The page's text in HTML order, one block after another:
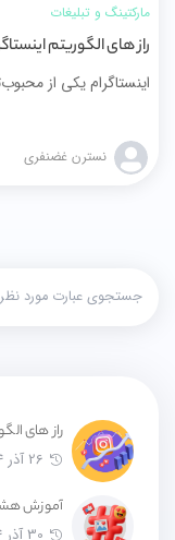
راز های
26 آذر 1404 ساعت 14:34
آموزش
30 آذر 1404 ساعت 10:22
مارکتینگ و تبلیغات
راز های الگوریتم
نسترن غضنفری